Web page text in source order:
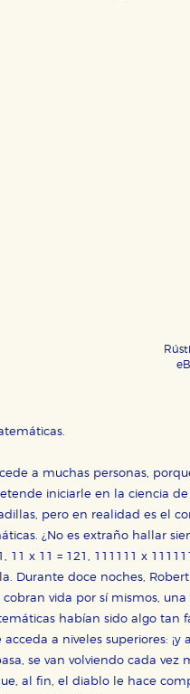
a muchas personas,
iniciarle en la ciencia
pero en realidad es el
¿No es extraño hallar
x 11 = 121, 111111 x
Durante doce noches,
vida por sí mismos,
habían sido algo tan
a niveles superiores: ¡y
se van volviendo cada vez
al fin, el diablo le hace